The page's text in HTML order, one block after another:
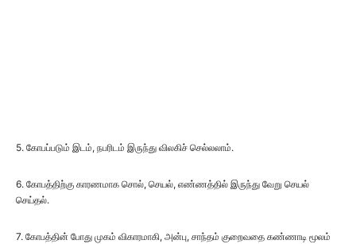
5. கோபப்படும் இடம், நபரிடம் இருந்து விலகிச் செல்லலாம்.
6. கோபத்திற்கு காரணமாக சொல், செயல், எண்ணத்தில் இருந்து வேறு செயல்
செய்தல்.
7. கோபத்தின் போது முகம் விகாரமாகி, அன்பு, சாந்தம் குறைவதை கண்ணாடி மூலம்